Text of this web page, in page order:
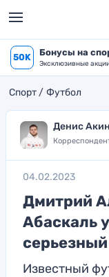
50K Бонусы на
Эксклюзивные
Спорт Футбол
Денис
04.02.2023
Дмитрий
Абаскаль
Известный